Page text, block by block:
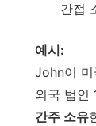
간접
예시:
John이
외국 법인
간주 소유